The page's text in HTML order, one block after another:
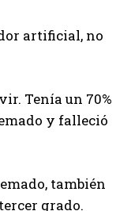
artificial, no
Tenía un 70%
y falleció
también
grado.